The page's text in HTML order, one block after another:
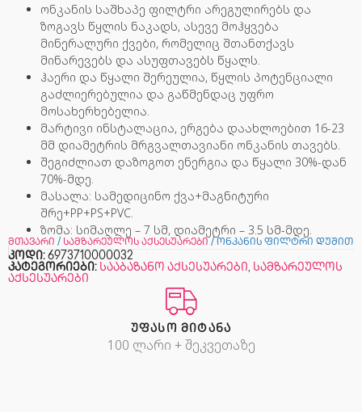
ონკანის საშხაპე ფილტრი არეგულირებს და
ზოგავს წყლის ნაკადს, ასევე მოჰყვება
მინერალური ქვები, რომელიც შთანთქავს
მინარევებს და ასუფთავებს წყალს.
ჰაერი და წყალი შერეულია, წყლის პოტენციალი
გაძლიერებულია და გაწმენდაც უფრო
მოსახერხებელია.
მარტივი ინსტალაცია, ერგება დაახლოებით 16-23
მმ დიამეტრის მრგვალთავიანი ონკანის თავებს.
შეგიძლიათ დაზოგოთ ენერგია და წყალი 30%-დან
70%-მდე.
მასალა: სამედიცინო ქვა+მაგნიტური
შრე+PP+PS+PVC.
ზომა: სიმაღლე – 7 სმ, დიამეტრი – 3.5 სმ-მდე.
მთავარი / სამზარეულოს აქსესუარები / ონკანის ფილტრი დუშით
კოდი: 6973710000032
კატეგორიები: სააბაზანო აქსესუარები, სამზარეულოს
აქსესუარები
ᲣᲤᲐᲡᲝ ᲛᲘᲢᲐᲜᲐ
100 ლარი + შეკვეთაზე